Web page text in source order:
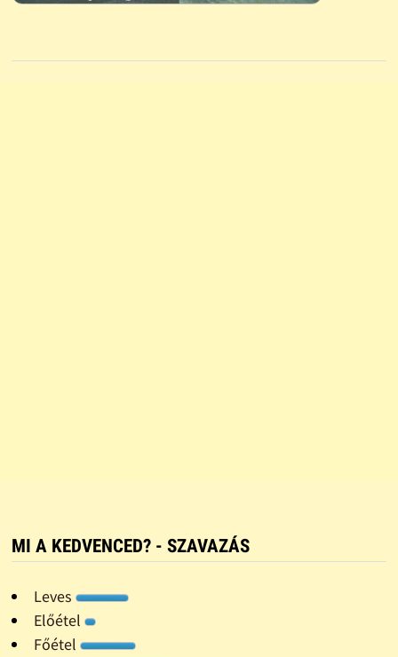
MI A KEDVENCED? - SZAVAZÁS
Leves
Előétel
Főétel